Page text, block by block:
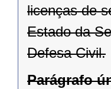
licenças de
Estado da
Defesa Civil.
Parágrafo